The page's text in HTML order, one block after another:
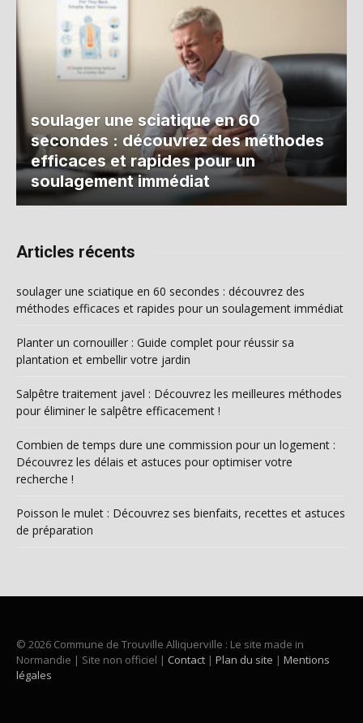
soulager une sciatique en 60
secondes : découvrez des méthodes
efficaces et rapides pour un
soulagement immédiat
Articles récents
soulager une sciatique en 60 secondes : découvrez des
méthodes efficaces et rapides pour un soulagement immédiat
Planter un cornouiller : Guide complet pour réussir sa
plantation et embellir votre jardin
Salpêtre traitement javel : Découvrez les meilleures méthodes
pour éliminer le salpêtre efficacement !
Combien de temps dure une commission pour un logement :
Découvrez les délais et astuces pour optimiser votre
recherche !
Poisson le mulet : Découvrez ses bienfaits, recettes et astuces
de préparation
© 2026 Commune de Trouville Alliquerville : Le site made in
Normandie | Site non officiel | Contact | Plan du site | Mentions
légales